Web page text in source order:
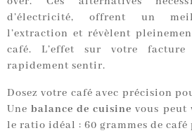
d’électricité, offrent un
l’extraction et révèlent
café. L’effet sur votre
rapidement sentir.
Dosez votre café avec précision
Unebalance de cuisine vous peut
le ratio idéal : 60 grammes de